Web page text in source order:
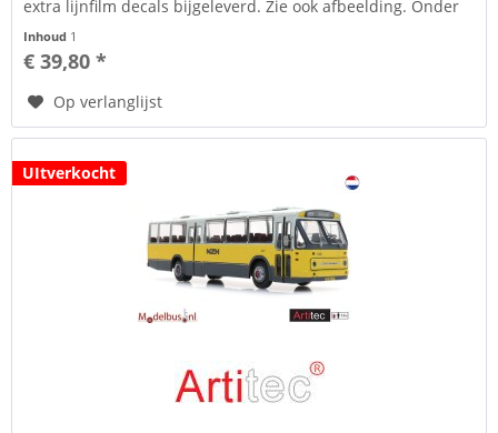
extra lijnfilm decals bijgeleverd. Zie ook afbeelding. Onder
Inhoud 1
€ 39,80 *
Op verlanglijst
UItverkocht